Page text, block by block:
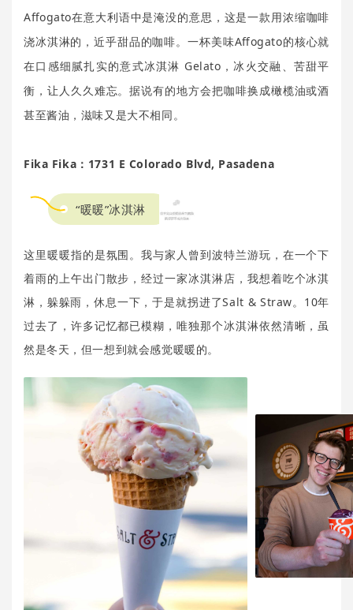
Affogato在意大利语中是淹没的意思，这是一款用浓缩咖啡
浇冰淇淋的，近乎甜品的咖啡。一杯美味Affogato的核心就
在口感细腻扎实的意式冰淇淋 Gelato，冰火交融、苦甜平
衡，让人久久难忘。据说有的地方会把咖啡换成橄榄油或酒
甚至酱油，滋味又是大不相同。
Fika Fika：1731 E Colorado Blvd, Pasadena
“暖暖”冰淇淋
这里暖暖指的是氛围。我与家人曾到波特兰游玩，在一个下
着雨的上午出门散步，经过一家冰淇淋店，我想着吃个冰淇
淋，躲躲雨，休息一下，于是就拐进了Salt & Straw。10年
过去了，许多记忆都已模糊，唯独那个冰淇淋依然清晰，虽
然是冬天，但一想到就会感觉暖暖的。